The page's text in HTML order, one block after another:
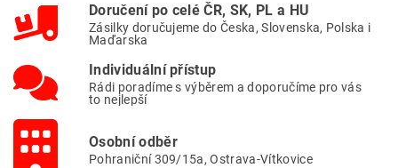
Doručení po celé ČR, SK, PL a HU
Zásilky doručujeme do Česka, Slovenska, Polska i
Maďarska
Individuální přístup
Rádi poradíme s výběrem a doporučíme pro vás
to nejlepší
Osobní odběr
Pohraniční 309/15a, Ostrava-Vítkovice